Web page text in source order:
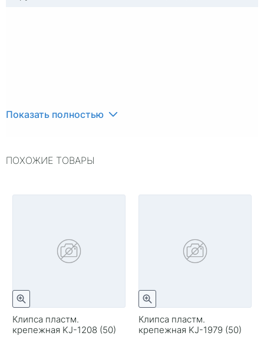
Показать полностью
ПОХОЖИЕ ТОВАРЫ
Клипса пластм.
крепежная KJ-1208 (50)
Клипса пластм.
крепежная KJ-1979 (50)